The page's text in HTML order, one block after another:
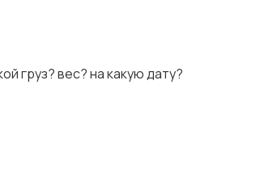
груз? вес? на какую дату?